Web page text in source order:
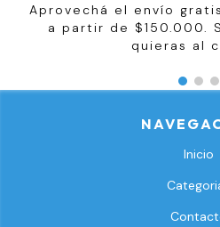
Aprovechá el envío
a partir de $150.000.
quieras al
Inicio